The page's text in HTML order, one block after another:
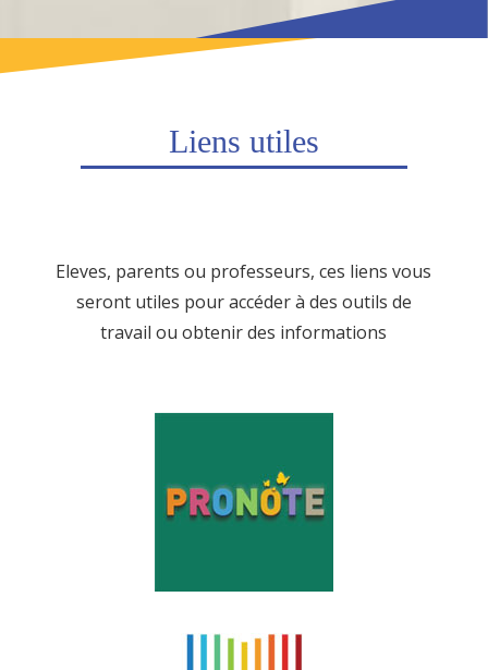
Liens utiles
Eleves, parents ou professeurs, ces liens vous
seront utiles pour accéder à des outils de
travail ou obtenir des informations